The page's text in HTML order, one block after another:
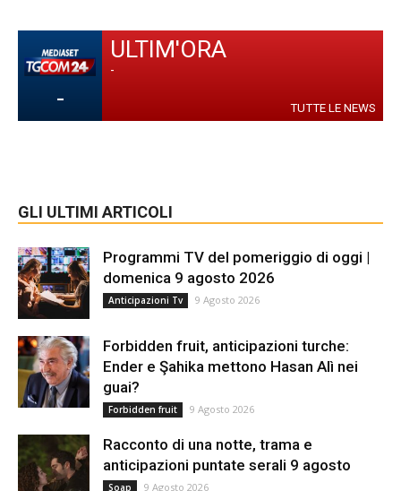
-
ULTIM'ORA
-
TUTTE LE NEWS
GLI ULTIMI ARTICOLI
Programmi TV del pomeriggio di oggi |
domenica 9 agosto 2026
Anticipazioni Tv 9 Agosto 2026
Forbidden fruit, anticipazioni turche:
Ender e Şahika mettono Hasan Alì nei
guai?
Forbidden fruit 9 Agosto 2026
Racconto di una notte, trama e
anticipazioni puntate serali 9 agosto
Soap 9 Agosto 2026